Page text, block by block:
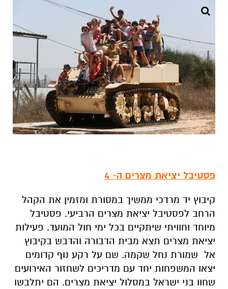
פסטיבל יציאת מצרים ה- 4
קיבוץ יד מרדכי ממשיך במסורת ומזמין את הקהל
הרחב לפסטיבל יציאת מצרים הרביעי. פסטיבל
מיוחד וחוויתי שיתקיים בכל ימי חול המועד. פעילות
יציאת מצרים תצא מבית הדבורה והדבש בקיבוץ
אל שמורת נחל שקמה. שם על רקע נוף קדומים
יצאו המשפחות יחד עם מדריכים לשחזור האירועים
שחוו בני ישראל במסלול יציאת מצרים. הם יתלבשו